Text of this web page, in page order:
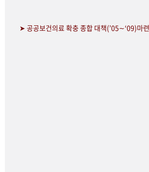
➤ 공공보건의료 확충 종합 대책(’05∼‘09)마련